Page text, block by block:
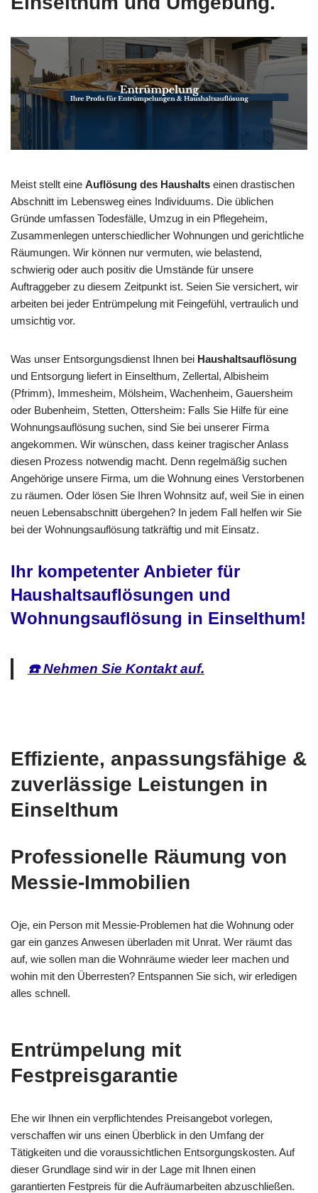
Meist stellt eine Auflösung des Haushalts einen drastischen
Abschnitt im Lebensweg eines Individuums. Die üblichen
Gründe umfassen Todesfälle, Umzug in ein Pflegeheim,
Zusammenlegen unterschiedlicher Wohnungen und gerichtliche
Räumungen. Wir können nur vermuten, wie belastend,
schwierig oder auch positiv die Umstände für unsere
Auftraggeber zu diesem Zeitpunkt ist. Seien Sie versichert, wir
arbeiten bei jeder Entrümpelung mit Feingefühl, vertraulich und
umsichtig vor.
Was unser Entsorgungsdienst Ihnen bei Haushaltsauflösung
und Entsorgung liefert in Einselthum, Zellertal, Albisheim
(Pfrimm), Immesheim, Mölsheim, Wachenheim, Gauersheim
oder Bubenheim, Stetten, Ottersheim: Falls Sie Hilfe für eine
Wohnungsauflösung suchen, sind Sie bei unserer Firma
angekommen. Wir wünschen, dass keiner tragischer Anlass
diesen Prozess notwendig macht. Denn regelmäßig suchen
Angehörige unsere Firma, um die Wohnung eines Verstorbenen
zu räumen. Oder lösen Sie Ihren Wohnsitz auf, weil Sie in einen
neuen Lebensabschnitt übergehen? In jedem Fall helfen wir Sie
bei der Wohnungsauflösung tatkräftig und mit Einsatz.
Ihr kompetenter Anbieter für
Haushaltsauflösungen und
Wohnungsauflösung in Einselthum!
☎️ Nehmen Sie Kontakt auf.
Effiziente, anpassungsfähige &
zuverlässige Leistungen in
Einselthum
Professionelle Räumung von
Messie-Immobilien
Oje, ein Person mit Messie-Problemen hat die Wohnung oder
gar ein ganzes Anwesen überladen mit Unrat. Wer räumt das
auf, wie sollen man die Wohnräume wieder leer machen und
wohin mit den Überresten? Entspannen Sie sich, wir erledigen
alles schnell.
Entrümpelung mit
Festpreisgarantie
Ehe wir Ihnen ein verpflichtendes Preisangebot vorlegen,
verschaffen wir uns einen Überblick in den Umfang der
Tätigkeiten und die voraussichtlichen Entsorgungskosten. Auf
dieser Grundlage sind wir in der Lage mit Ihnen einen
garantierten Festpreis für die Aufräumarbeiten abzuschließen.